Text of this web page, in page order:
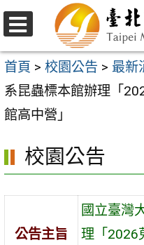
跳
至
主
要
內
區
選
單
首頁 > 校園公告 > 最新
系昆蟲標本館辦理「
館高中營」
校園公告
公告主旨
國立臺灣
理「2026